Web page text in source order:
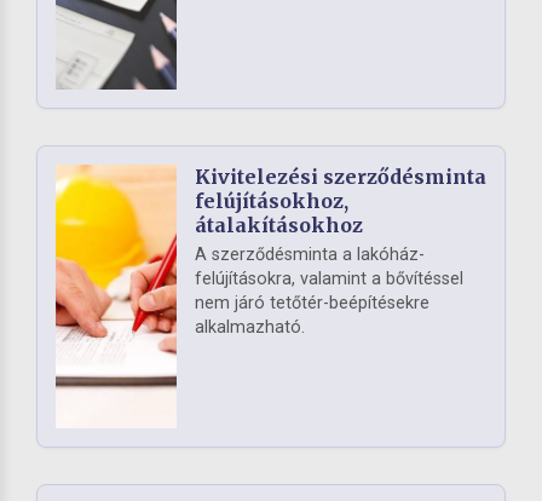
Kivitelezési szerződésminta
felújításokhoz,
átalakításokhoz
A szerződésminta a lakóház-
felújításokra, valamint a bővítéssel
nem járó tetőtér-beépítésekre
alkalmazható.